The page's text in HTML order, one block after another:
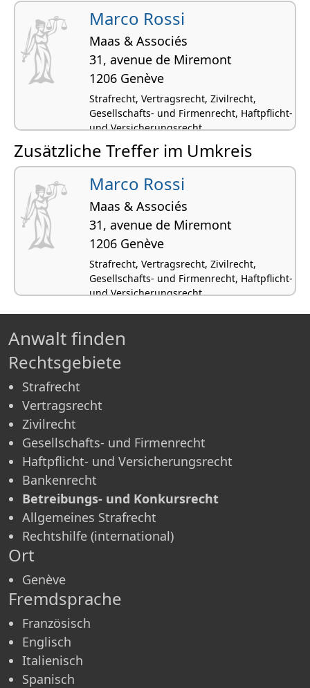
Marco Rossi
Maas & Associés
31, avenue de Miremont
1206 Genève
Strafrecht, Vertragsrecht, Zivilrecht,
Gesellschafts- und Firmenrecht, Haftpflicht-
und Versicherungsrecht
Zusätzliche Treffer im Umkreis
Marco Rossi
Maas & Associés
31, avenue de Miremont
1206 Genève
Strafrecht, Vertragsrecht, Zivilrecht,
Gesellschafts- und Firmenrecht, Haftpflicht-
und Versicherungsrecht
Anwalt finden
Rechtsgebiete
Strafrecht
Vertragsrecht
Zivilrecht
Gesellschafts- und Firmenrecht
Haftpflicht- und Versicherungsrecht
Bankenrecht
Betreibungs- und Konkursrecht
Allgemeines Strafrecht
Rechtshilfe (international)
Ort
Genève
Fremdsprache
Französisch
Englisch
Italienisch
Spanisch